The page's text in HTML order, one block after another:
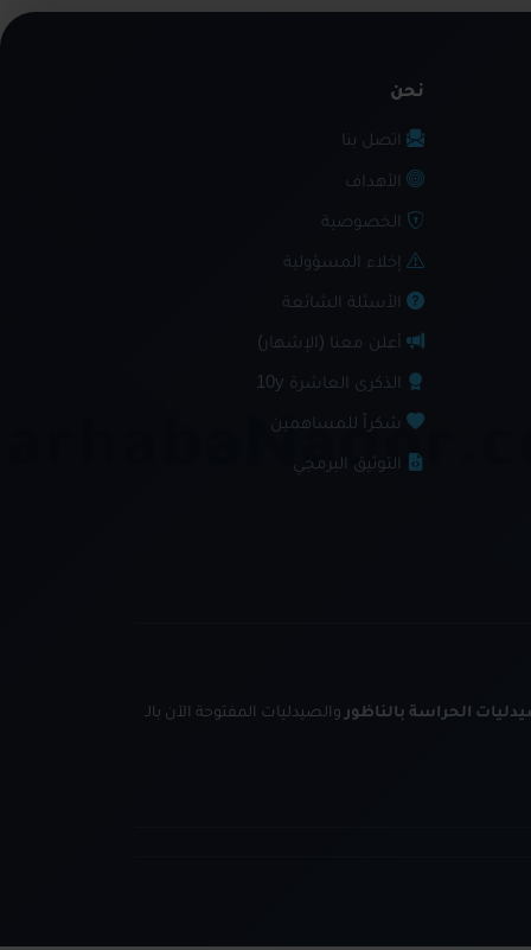
نحن
اتصل بنا
الأهداف
الخصوصية
إخلاء المسؤولية
الأسئلة الشائعة
أعلن معنا (الإشهار)
الذكرى العاشرة 10y
شكراً للمساهمين
التوثيق البرمجي
الحراسة بالناظوروالصيدليات المفتوحة الآن بالـ